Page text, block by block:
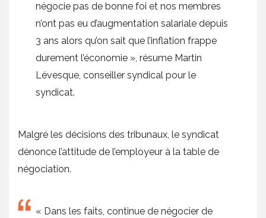
négocie pas de bonne foi et nos membres
n’ont pas eu d’augmentation salariale depuis
3 ans alors qu’on sait que l’inflation frappe
durement l’économie », résume Martin
Lévesque, conseiller syndical pour le
syndicat.
Malgré les décisions des tribunaux, le syndicat
dénonce l’attitude de l’employeur à la table de
négociation.
« Dans les faits, continue de négocier de